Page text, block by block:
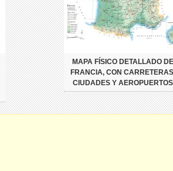
MAPA FÍSICO DETALLADO DE
FRANCIA, CON
CIUDADES Y AEROPUERTOS